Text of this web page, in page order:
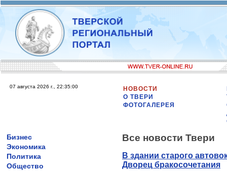
07 августа 2026 г., 22:35:00
НОВОСТИ
О ТВЕРИ
ФОТОГАЛЕРЕЯ
Бизнес
Экономика
Политика
Общество
Все новости Твери
В здании старого
Дворец бракосочетания